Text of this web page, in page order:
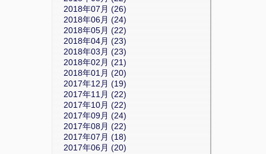
2018年07月 (26)
2018年06月 (24)
2018年05月 (22)
2018年04月 (23)
2018年03月 (23)
2018年02月 (21)
2018年01月 (20)
2017年12月 (19)
2017年11月 (22)
2017年10月 (22)
2017年09月 (24)
2017年08月 (22)
2017年07月 (18)
2017年06月 (20)